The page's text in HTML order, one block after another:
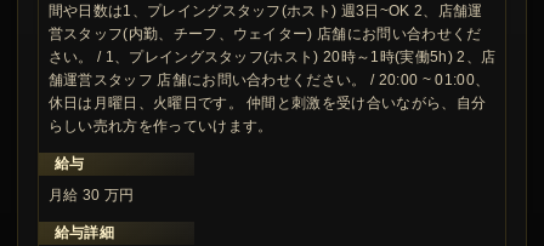
間や日数は1、プレイングスタッフ(ホスト) 週3日~OK 2、店舗運
営スタッフ(内勤、チーフ、ウェイター) 店舗にお問い合わせくだ
さい。 / 1、プレイングスタッフ(ホスト) 20時～1時(実働5h) 2、店
舗運営スタッフ 店舗にお問い合わせください。 / 20:00 ~ 01:00、
休日は月曜日、火曜日です。 仲間と刺激を受け合いながら、自分
らしい売れ方を作っていけます。
給与
月給 30 万円
給与詳細